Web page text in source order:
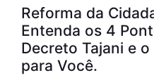
Reforma da
Entenda os 4
Decreto Tajani e
para Você.